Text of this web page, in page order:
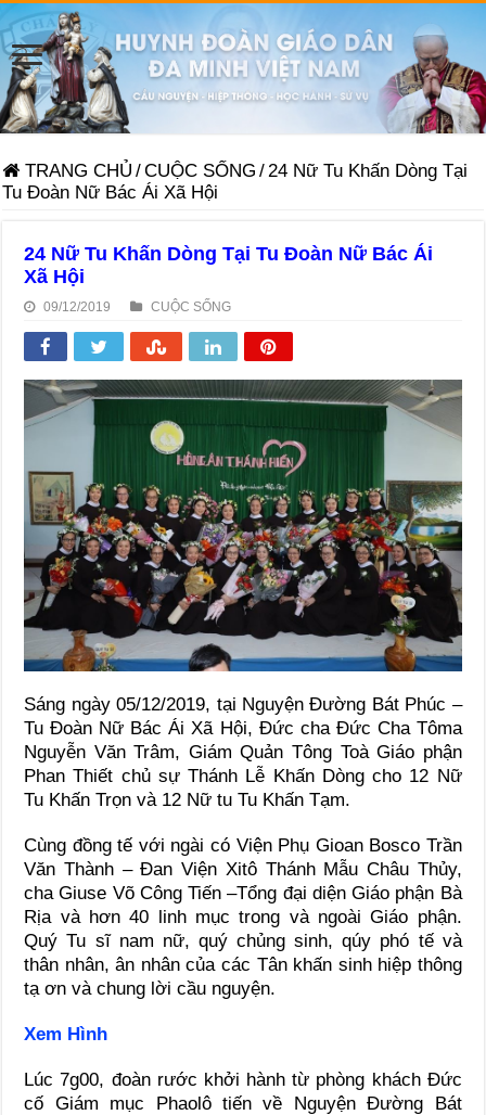
TRANG CHỦ /CUỘC SỐNG / 24 Nữ Tu Khấn Dòng Tại
Tu Đoàn Nữ Bác Ái Xã Hội
24 Nữ Tu Khấn Dòng Tại Tu Đoàn Nữ Bác Ái
Xã Hội
09/12/2019 CUỘC SỐNG
Sáng ngày 05/12/2019, tại Nguyện Đường Bát Phúc –
Tu Đoàn Nữ Bác Ái Xã Hội, Ðức cha Đức Cha Tôma
Nguyễn Văn Trâm, Giám Quản Tông Toà Giáo phận
Phan Thiết chủ sự Thánh Lễ Khấn Dòng cho 12 Nữ
Tu Khấn Trọn và 12 Nữ tu Tu Khấn Tạm.
Cùng đồng tế với ngài có Viện Phụ Gioan Bosco Trần
Văn Thành – Đan Viện Xitô Thánh Mẫu Châu Thủy,
cha Giuse Võ Công Tiến –Tổng đại diện Giáo phận Bà
Rịa và hơn 40 linh mục trong và ngoài Giáo phận.
Quý Tu sĩ nam nữ, quý chủng sinh, qúy phó tế và
thân nhân, ân nhân của các Tân khấn sinh hiệp thông
tạ ơn và chung lời cầu nguyện.
Xem Hình
Lúc 7g00, đoàn rước khởi hành từ phòng khách Đức
cố Giám mục Phaolô tiến về Nguyện Đường Bát